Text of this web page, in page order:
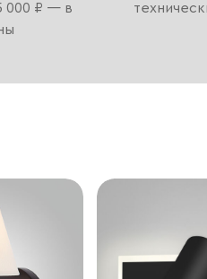
000 ₽ — в